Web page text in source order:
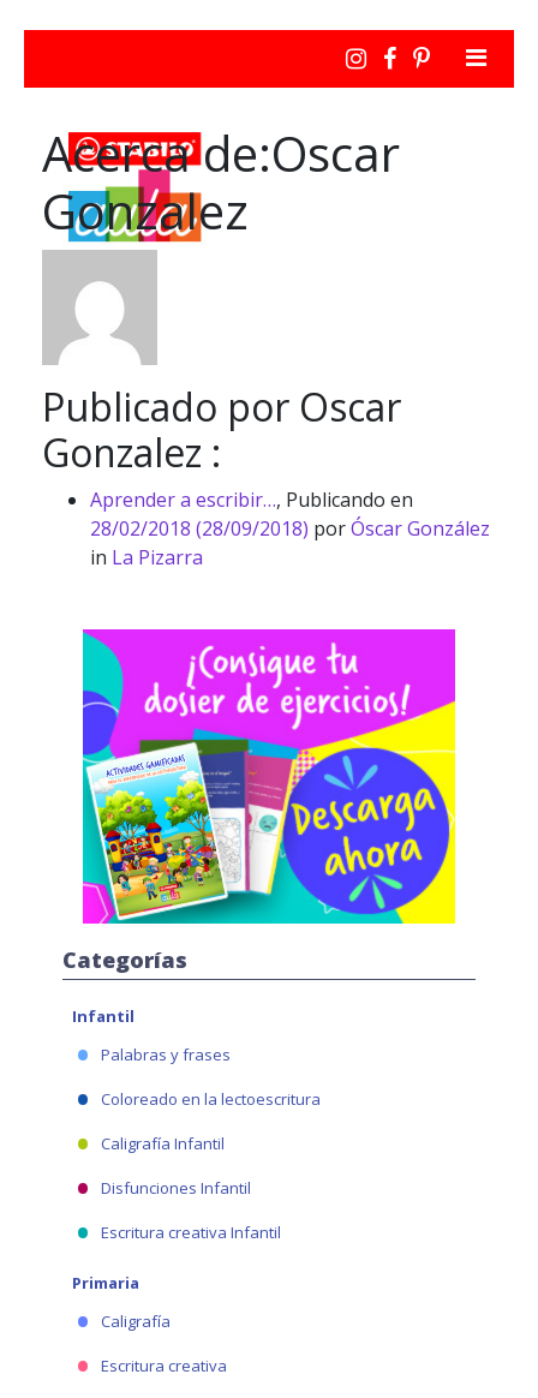
Acerca de:Oscar
Gonzalez
Publicado por Oscar
Gonzalez :
Aprender a escribir…, Publicando en
28/02/2018 (28/09/2018) porÓscar González
in La Pizarra
Categorías
Infantil
Palabras y frases
Coloreado en la lectoescritura
Caligrafía Infantil
Disfunciones Infantil
Escritura creativa Infantil
Primaria
Caligrafía
Escritura creativa